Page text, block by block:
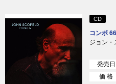
CD
コンボ
ジョン・
発売日
価 格